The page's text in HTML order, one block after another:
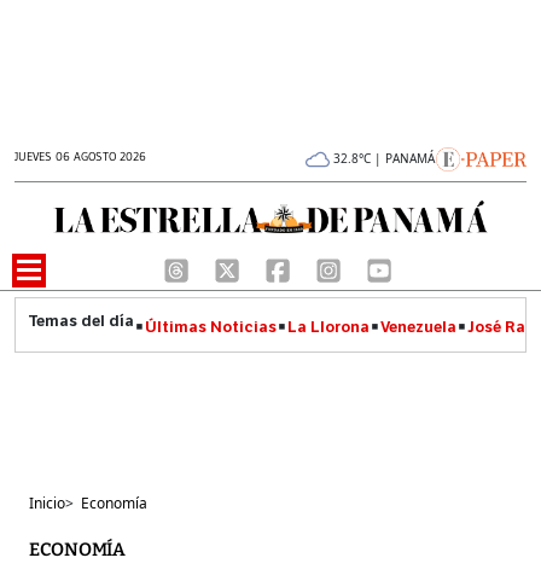
JUEVES 06 AGOSTO 2026 32.8°C | PANAMÁ
Últimas Noticias La Llorona Venezuela José
Inicio> Economía
ECONOMÍA